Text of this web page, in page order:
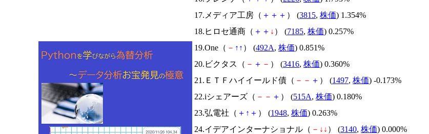
17.メディア工房（ ＋ ＋ ＋ ） (3815, 株価) 1.354%
18.ヒロセ通商（ ＋ ＋ ↓ ） (7185, 株価) 0.257%
19.One（ － ↑ ↑ ） (492A, 株価) 0.851%
20.ビクタス（ － ＋ － ） (3416, 株価) 0.360%
21.ＥＴＦハイイールド債（ － － ＋ ） (1497, 株価) -0.173%
22.iシェアーズ（ － － ＋ ） (515A, 株価) 0.180%
23.弘電社（ ＋ ↑ ＋ ） (1948, 株価) 0.263%
24.イデアインターナショナル（ － ↓ ↓ ） (3140, 株価) 0.000%